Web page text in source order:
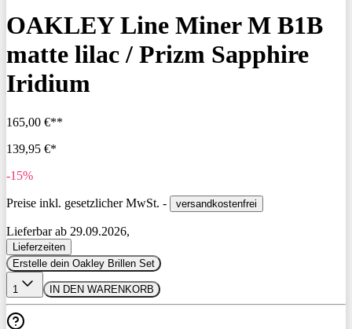
OAKLEY Line Miner M B1B
matte lilac / Prizm Sapphire
Iridium
165,00 €**
139,95 €*
-15%
Preise inkl. gesetzlicher MwSt. - versandkostenfrei
Lieferbar ab 29.09.2026,
Lieferzeiten
Erstelle dein Oakley Brillen Set
1 IN DEN WARENKORB